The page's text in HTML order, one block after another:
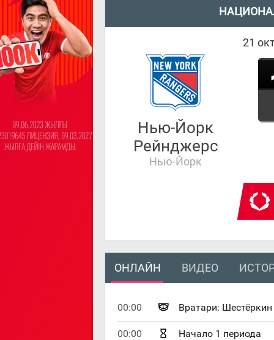
21
Нью-Йорк
Рейнджерс
Нью-Йорк
ОНЛАЙН ВИДЕО
00:00 Вратари: Шестёркин
00:00 Начало 1 периода